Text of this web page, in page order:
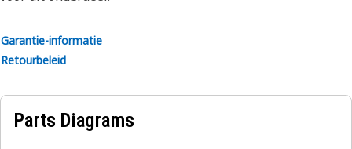
Garantie-informatie
Retourbeleid
Parts Diagrams